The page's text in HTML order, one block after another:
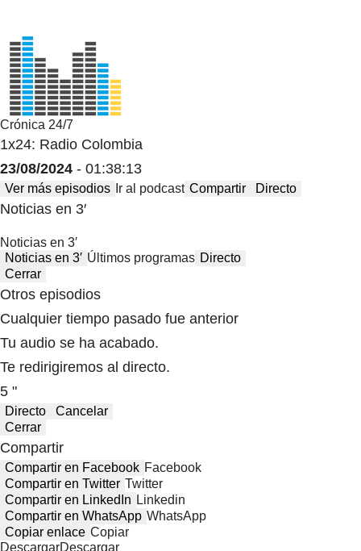
Crónica 24/7
1x24: Radio Colombia
23/08/2024 - 01:38:13
Ver más episodios Ir al podcast Compartir Directo
Noticias en 3′
Noticias en 3′
Noticias en 3′ Últimos programas Directo
Cerrar
Otros episodios
Cualquier tiempo pasado fue anterior
Tu audio se ha acabado.
Te redirigiremos al directo.
5 "
Directo
Cancelar
Cerrar
Compartir
Compartir en Facebook Facebook
Compartir en Twitter Twitter
Compartir en LinkedIn Linkedin
Compartir en WhatsApp WhatsApp
Copiar enlace Copiar
DescargarDescargar